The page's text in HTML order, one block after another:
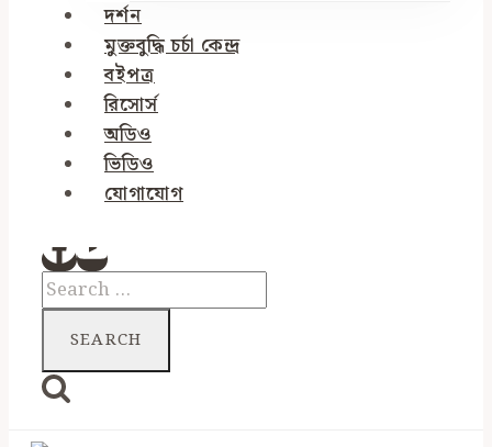
দর্শন
মুক্তবুদ্ধি চর্চা কেন্দ্র
বইপত্র
রিসোর্স
অডিও
ভিডিও
যোগাযোগ
Search
for: